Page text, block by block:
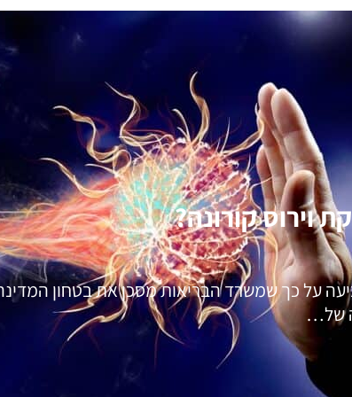
וירוס קורונה?
על כך שמשרד הבריאות מסכן את בטחון
של…